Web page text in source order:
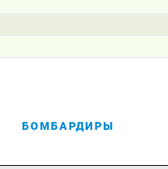
БОМБАРДИРЫ